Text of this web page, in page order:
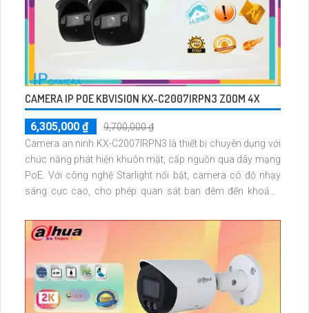
CAMERA IP POE KBVISION KX-C2007IRPN3 ZOOM 4X
6,305,000 ₫
9,700,000 ₫
Camera an ninh KX-C2007IRPN3 là thiết bị chuyên dụng với
chức năng phát hiện khuôn mặt, cấp nguồn qua dây mạng
PoE. Với công nghệ Starlight nổi bật, camera có độ nhạy
sáng cực cao, cho phép quan sát ban đêm đến khoảng